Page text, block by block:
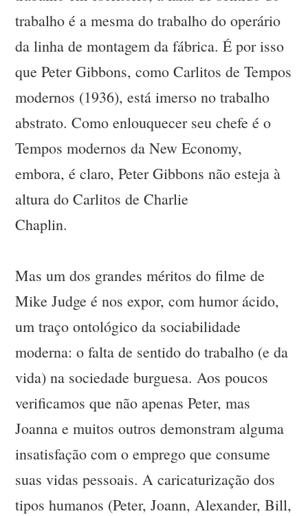
trabalho é a mesma do trabalho do operário
da linha de montagem da fábrica. É por isso
que Peter Gibbons, como Carlitos de Tempos
modernos (1936), está imerso no trabalho
abstrato. Como enlouquecer seu chefe é o
Tempos modernos da New Economy,
embora, é claro, Peter Gibbons não esteja à
altura do Carlitos de Charlie
Mas um dos grandes méritos do filme de
Mike Judge é nos expor, com humor ácido,
um traço ontológico da sociabilidade
moderna: o falta de sentido do trabalho (e da
vida) na sociedade burguesa. Aos poucos
verificamos que não apenas Peter, mas
Joanna e muitos outros demonstram alguma
insatisfação com o emprego que consume
suas vidas pessoais. A caricaturização dos
tipos humanos (Peter, Joann, Alexander, Bill,